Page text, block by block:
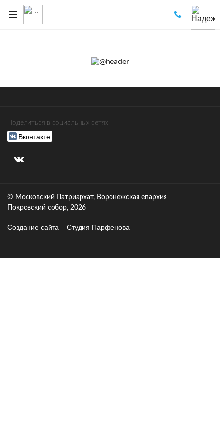
Поделиться в социальных сетях
Вконтакте
© Московский Патриархат, Воронежcкая епархия
Покровский собор, 2026
Создание сайта – Cтудия Парфенова